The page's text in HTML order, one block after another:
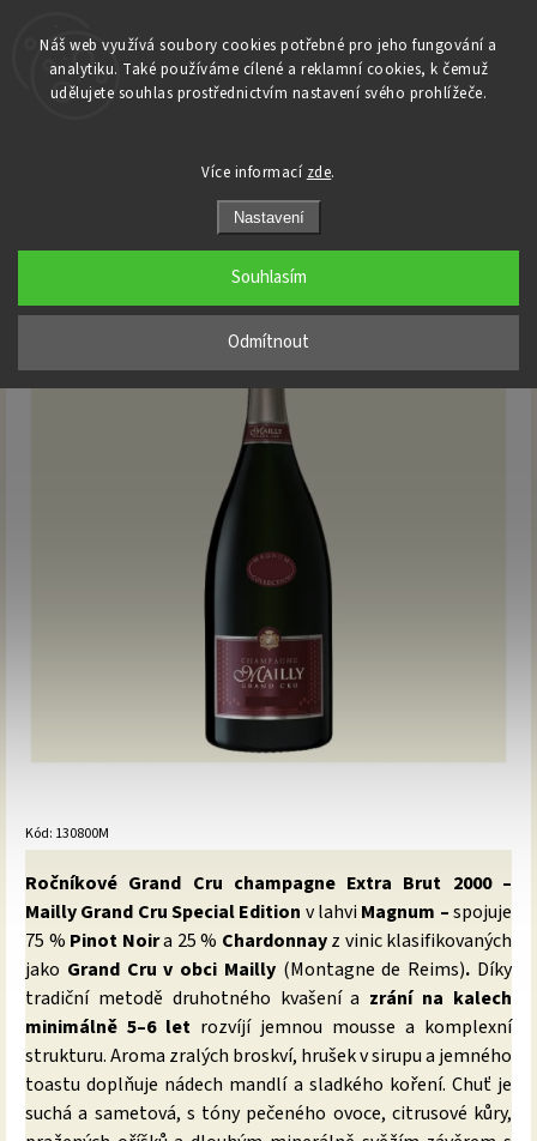
Náš web využívá soubory cookies potřebné pro jeho fungování a
analytiku. Také používáme cílené a reklamní cookies, k čemuž
udělujete souhlas prostřednictvím nastavení svého prohlížeče.
Více informací zde.
Nastavení
Odmítnout
Souhlasím
Domů / Champagne /
Mailly Grand Cru - Special Edition
2000 Extra Brut 1,5 l Magnum
Kód: 130800M
Ročníkové Grand Cru champagne Extra Brut 2000 –
Mailly Grand Cru Special Edition v lahvi Magnum –spojuje
75 % Pinot Noira 25 % Chardonnayz vinic klasifikovaných
jako Grand Cru v obci Mailly (Montagne de Reims). Díky
tradiční metodě druhotného kvašení a zrání na kalech
minimálně 5–6 let rozvíjí jemnou mousse a komplexní
strukturu. Aroma zralých broskví, hrušek v sirupu a jemného
toastu doplňuje nádech mandlí a sladkého koření. Chuť je
suchá a sametová, s tóny pečeného ovoce, citrusové kůry,